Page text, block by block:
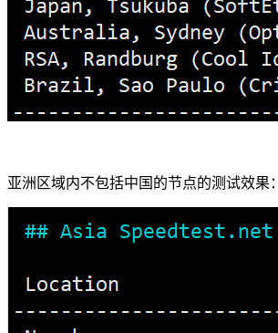
亚洲区域内不包括中国的节点的测试效果：